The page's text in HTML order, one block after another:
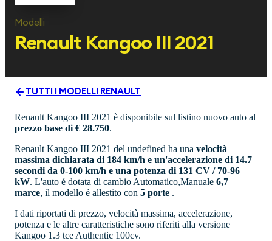
Modelli
Renault Kangoo III 2021
TUTTI I MODELLI RENAULT
Renault Kangoo III 2021 è disponibile sul listino nuovo auto al
prezzo base di € 28.750.
Renault Kangoo III 2021 del undefined ha una velocità
massima dichiarata di 184 km/h e un'accelerazione di 14.7
secondi da 0-100 km/h e una potenza di 131 CV / 70-96
kW. L'auto é dotata di cambio Automatico,Manuale 6,7
marce, il modello é allestito con 5 porte .
I dati riportati di prezzo, velocità massima, accelerazione,
potenza e le altre caratteristiche sono riferiti alla versione
Kangoo 1.3 tce Authentic 100cv.